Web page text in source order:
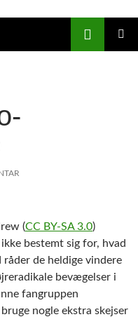
(CC BY-SA 3.0)
bestemt sig for, hvad
råder de heldige vindere
bevægelser i
fangruppen
nogle ekstra skejser